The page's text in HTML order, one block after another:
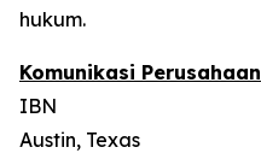
hukum.
Komunikasi Perusahaan
IBN
Austin, Texas